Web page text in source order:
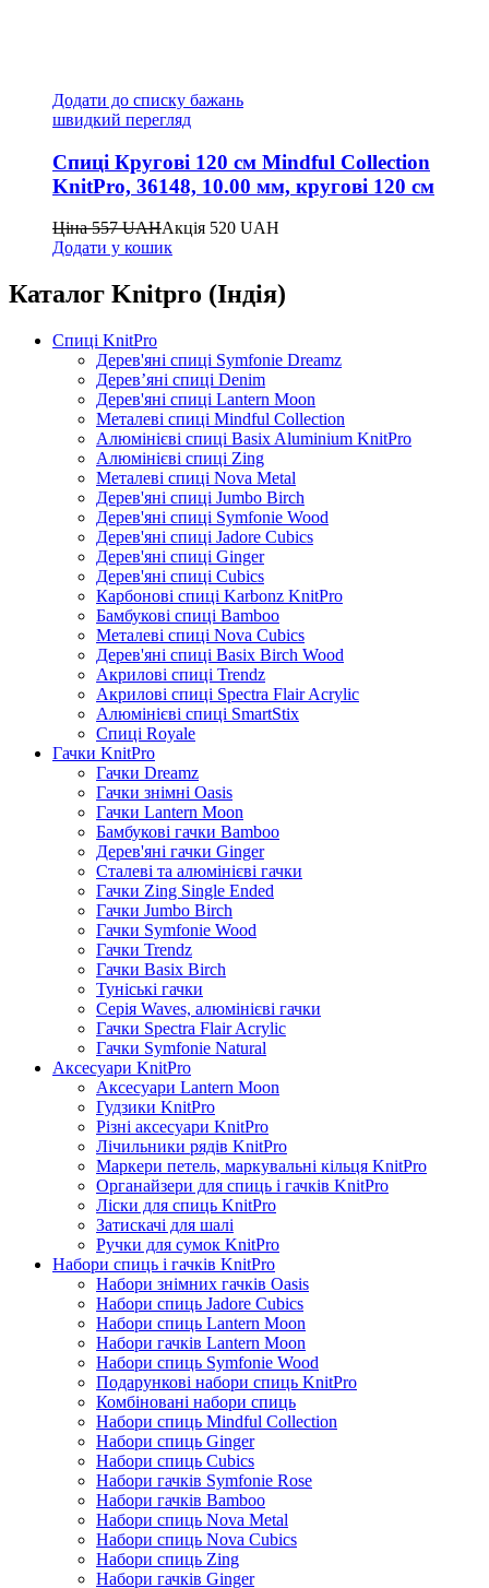
Додати до списку бажань
швидкий перегляд
Спиці Кругові 120 см Mindful Collection
KnitPro, 36148, 10.00 мм, кругові 120 см
Ціна557UAHАкція 520 UAH
Додати у кошик
Каталог Knitpro (Індія)
Спиці KnitPro
Дерев'яні спиці Symfonie Dreamz
Дерев’яні спиці Denim
Дерев'яні спиці Lantern Moon
Металеві спиці Mindful Collection
Алюмінієві спиці Basix Aluminium KnitPro
Алюмінієві спиці Zing
Металеві спиці Nova Metal
Дерев'яні спиці Jumbo Birch
Дерев'яні спиці Symfonie Wood
Дерев'яні спиці Jadore Cubics
Дерев'яні спиці Ginger
Дерев'яні спиці Cubics
Карбонові спиці Karbonz KnitPro
Бамбукові спиці Bamboo
Металеві спиці Nova Cubics
Дерев'яні спиці Basix Birch Wood
Акрилові спиці Trendz
Акрилові спиці Spectra Flair Acrylic
Алюмінієві спиці SmartStix
Спиці Royale
Гачки KnitPro
Гачки Dreamz
Гачки знімні Oasis
Гачки Lantern Moon
Бамбукові гачки Bamboo
Дерев'яні гачки Ginger
Сталеві та алюмінієві гачки
Гачки Zing Single Ended
Гачки Jumbo Birch
Гачки Symfonie Wood
Гачки Trendz
Гачки Basix Birch
Туніські гачки
Серія Waves, алюмінієві гачки
Гачки Spectra Flair Acrylic
Гачки Symfonie Natural
Аксесуари KnitPro
Аксесуари Lantern Moon
Гудзики KnitPro
Різні аксесуари KnitPro
Лічильники рядів KnitPro
Маркери петель, маркувальні кільця KnitPro
Органайзери для спиць і гачків KnitPro
Ліски для спиць KnitPro
Затискачі для шалі
Ручки для сумок KnitPro
Набори спиць і гачків KnitPro
Набори знімних гачків Oasis
Набори спиць Jadore Cubics
Набори спиць Lantern Moon
Набори гачків Lantern Moon
Набори спиць Symfonie Wood
Подарункові набори спиць KnitPro
Комбіновані набори спиць
Набори спиць Mindful Collection
Набори спиць Ginger
Набори спиць Cubics
Набори гачків Symfonie Rose
Набори гачків Bamboo
Набори спиць Nova Metal
Набори спиць Nova Cubics
Набори спиць Zing
Набори гачків Ginger